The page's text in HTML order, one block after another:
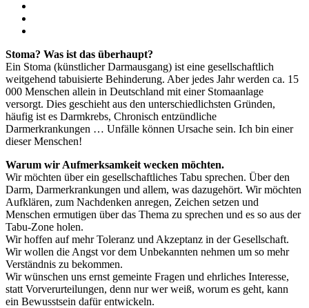
Stoma? Was ist das überhaupt?
Ein Stoma (künstlicher Darmausgang) ist eine gesellschaftlich
weitgehend tabuisierte Behinderung. Aber jedes Jahr werden ca. 15
000 Menschen allein in Deutschland mit einer Stomaanlage
versorgt. Dies geschieht aus den unterschiedlichsten Gründen,
häufig ist es Darmkrebs, Chronisch entzündliche
Darmerkrankungen … Unfälle können Ursache sein. Ich bin einer
dieser Menschen!
Warum wir Aufmerksamkeit wecken möchten.
Wir möchten über ein gesellschaftliches Tabu sprechen. Über den
Darm, Darmerkrankungen und allem, was dazugehört. Wir möchten
Aufklären, zum Nachdenken anregen, Zeichen setzen und
Menschen ermutigen über das Thema zu sprechen und es so aus der
Tabu-Zone holen.
Wir hoffen auf mehr Toleranz und Akzeptanz in der Gesellschaft.
Wir wollen die Angst vor dem Unbekannten nehmen um so mehr
Verständnis zu bekommen.
Wir wünschen uns ernst gemeinte Fragen und ehrliches Interesse,
statt Vorverurteilungen, denn nur wer weiß, worum es geht, kann
ein Bewusstsein dafür entwickeln.